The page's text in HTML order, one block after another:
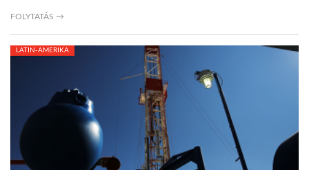
FOLYTATÁS →
LATIN-AMERIKA